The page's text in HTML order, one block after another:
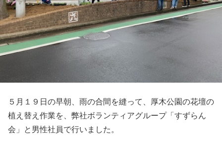
５月１９日の早朝、雨の合間を縫って、厚木公園の花壇の
植え替え作業を、弊社ボランティアグループ「すずらん
会」と男性社員で行いました。